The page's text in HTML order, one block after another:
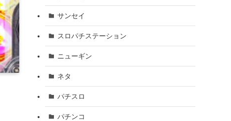
サンセイ
スロパチステーション
ニューギン
ネタ
パチスロ
パチンコ